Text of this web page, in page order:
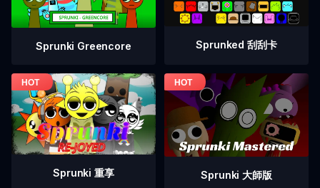
Sprunki Greencore Sprunked 刮刮卡
Sprunki 重享 Sprunki 大師版